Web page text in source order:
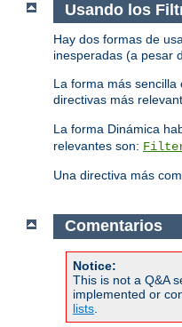
Usando los
Hay dos formas de
inesperadas (a pesar
La forma más
directivas más
La forma Dinámica
relevantes son:
Una directiva más
Comentarios
Notice:
This is not a Q&A
implemented or
lists